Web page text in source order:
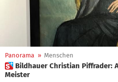
Panorama » Menschen
 Bildhauer Christian Piffrader: Auf den Spuren der großen
Meister